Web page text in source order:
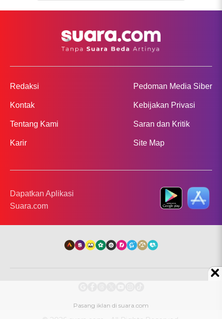
Redaksi
Kontak
Tentang Kami
Karir
Pedoman Media Siber
Kebijakan Privasi
Saran dan Kritik
Site Map
Dapatkan Aplikasi
Suara.com